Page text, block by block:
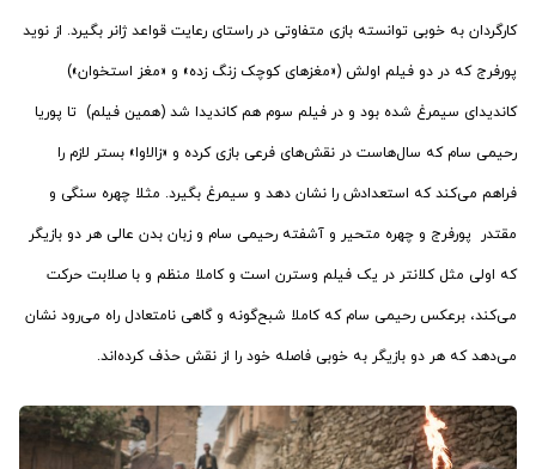
کارگردان به خوبی توانسته بازی متفاوتی در راستای رعایت قواعد ژانر بگیرد. از نوید
پورفرج که در دو فیلم اولش («مغزهای کوچک زنگ زده» و «مغز استخوان»)
کاندیدای سیمرغ شده بود و در فیلم سوم هم کاندیدا شد (همین فیلم) تا پوریا
رحیمی سام که سال‌هاست در نقش‌های فرعی بازی کرده و «زالاوا» بستر لازم را
فراهم می‌کند که استعدادش را نشان دهد و سیمرغ بگیرد. مثلا چهره سنگی و
مقتدر پورفرج و چهره متحیر و آشفته رحیمی سام و زبان بدن عالی هر دو بازیگر
که اولی مثل کلانتر در یک فیلم وسترن است و کاملا منظم و با صلابت حرکت
می‌کند، برعکس رحیمی سام که کاملا شبح‌گونه و گاهی نامتعادل راه می‌رود نشان
می‌دهد که هر دو بازیگر به خوبی فاصله خود را از نقش حذف کرده‌اند.